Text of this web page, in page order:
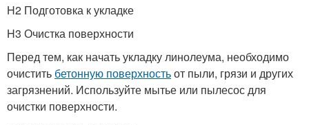
H2 Подготовка к укладке
H3 Очистка поверхности
Перед тем, как начать укладку линолеума, необходимо
очистить бетонную поверхностьот пыли, грязи и других
загрязнений. Используйте мытье или пылесос для
очистки поверхности.